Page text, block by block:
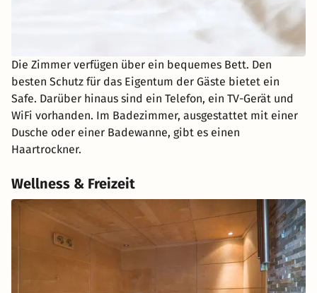
Die Zimmer verfügen über ein bequemes Bett. Den
besten Schutz für das Eigentum der Gäste bietet ein
Safe. Darüber hinaus sind ein Telefon, ein TV-Gerät und
WiFi vorhanden. Im Badezimmer, ausgestattet mit einer
Dusche oder einer Badewanne, gibt es einen
Haartrockner.
Wellness & Freizeit